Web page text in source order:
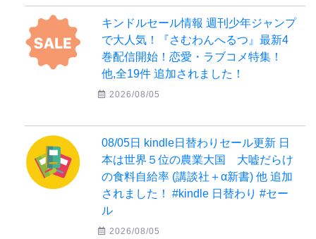
キンドルセール情報 週刊少年ジャンプ
で大人気！『さむわんへるつ』最新4
巻配信開始！恋愛・ラブコメ特集！
他,全19件 追加されました！
2026/08/05
08/05日 kindle日替わりセール更新 日
本は世界５位の農業大国 大嘘だらけ
の食料自給率 (講談社＋α新書) 他 追加
されました！ #kindle 日替わり #セー
ル
2026/08/05